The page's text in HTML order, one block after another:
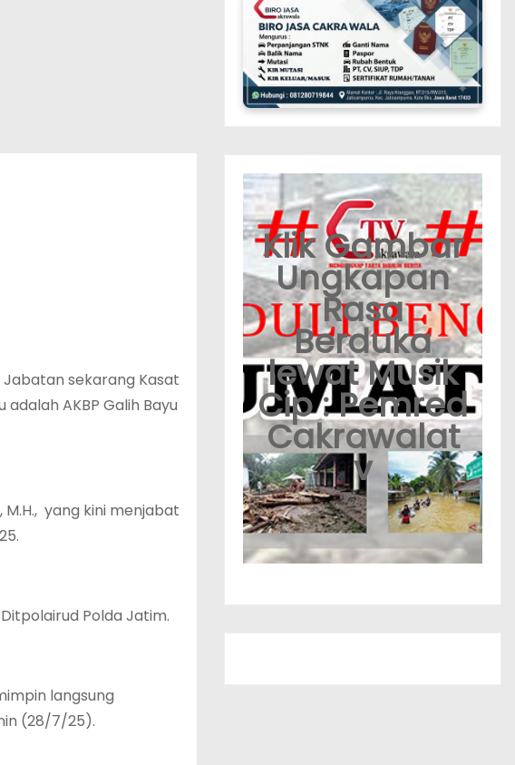
sekarang Kasat
AKBP Galih Bayu
M.H., yang kini menjabat
Ditpolairud Polda Jatim.
langsung
(28/7/25).
Klik Gambar
Ungkapan
Rasa
Berduka
lewat Musik
Cip : Pemred
Cakrawalat
v